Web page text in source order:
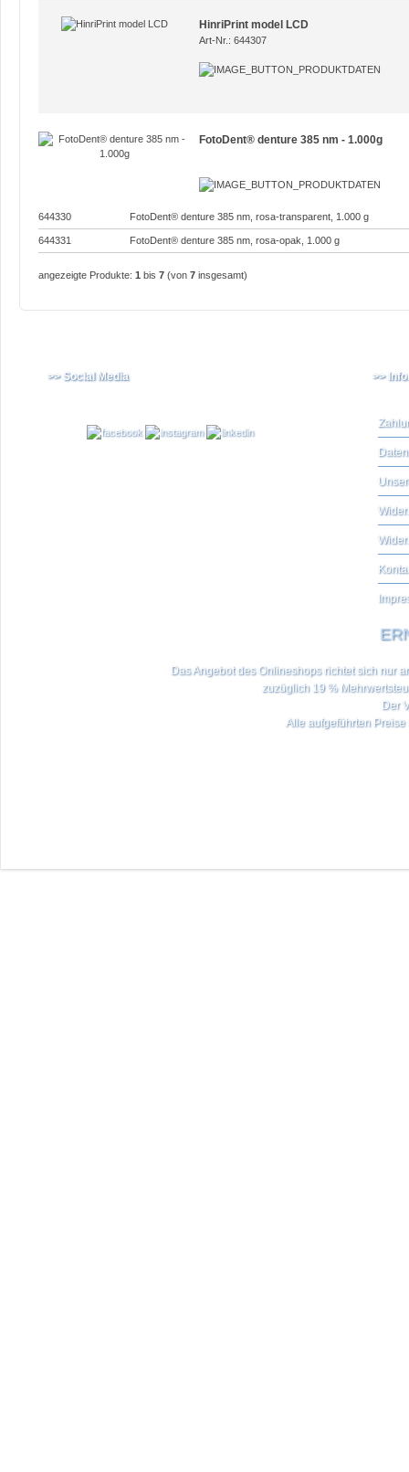
HinriPrint model LCD
Art-Nr.: 644307
FotoDent® denture 385 nm - 1.000g
644330 FotoDent® denture 385 nm, rosa-transparent, 1.000 g
644331 FotoDent® denture 385 nm, rosa-opak, 1.000 g
angezeigte Produkte: 1 bis 7 (von 7 insgesamt)
>> Social Media >>
Das Angebot des Onlineshops richtet sich nur
zuzüglich 19 %
Der
Alle aufgeführten